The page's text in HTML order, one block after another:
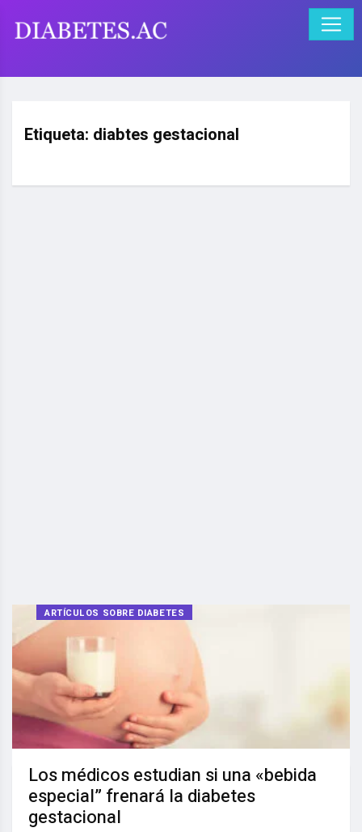
Etiqueta: diabtes gestacional
ARTÍCULOS SOBRE DIABETES
Los médicos estudian si una «bebida
especial” frenará la diabetes
gestacional